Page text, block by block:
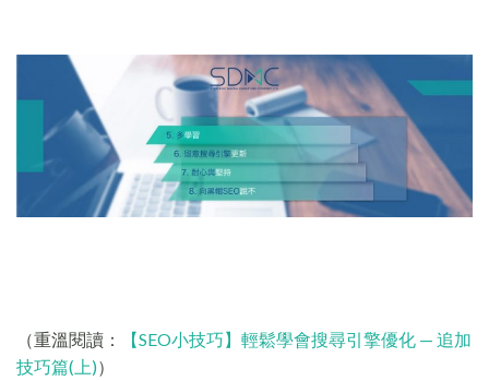
（重溫閱讀：
【SEO小技巧】輕鬆學會搜尋引擎優化 — 追加
技巧篇(上)）